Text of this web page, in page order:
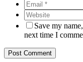
Save my
next time I